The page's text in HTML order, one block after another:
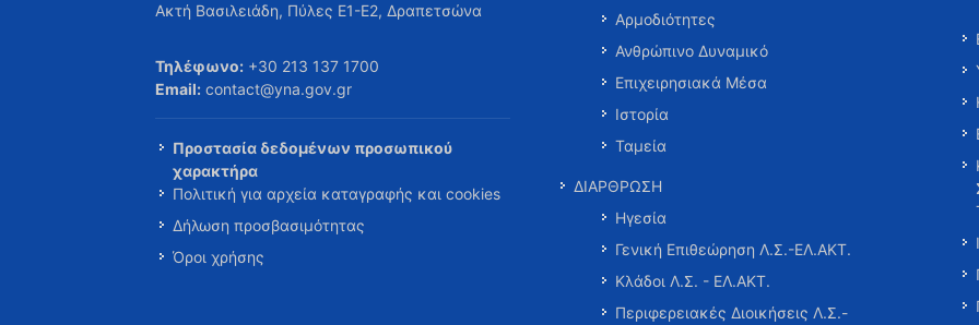
Ακτή Βασιλειάδη, Πύλες Ε1-Ε2, Δραπετσώνα
Τηλέφωνο: +30 213 137 1700
Email: contact@yna.gov.gr
Προστασία δεδομένων προσωπικού
χαρακτήρα
Πολιτική για αρχεία καταγραφής και cookies
Δήλωση προσβασιμότητας
Όροι χρήσης
Αρμοδιότητες
Ανθρώπινο Δυναμικό
Επιχειρησιακά Μέσα
Ιστορία
Ταμεία
ΔΙΑΡΘΡΩΣΗ
Ηγεσία
Γενική Επιθεώρηση Λ.Σ.-ΕΛ.ΑΚΤ.
Κλάδοι Λ.Σ. - ΕΛ.ΑΚΤ.
Περιφερειακές Διοικήσεις Λ.Σ.-